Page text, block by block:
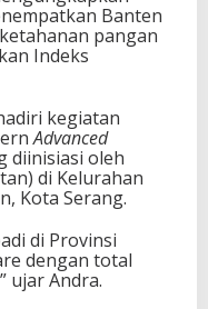
Banten
pangan
Indeks
kegiatan
Advanced
diinisiasi oleh
di Kelurahan
Kota Serang.
di Provinsi
dengan total
ujar Andra.